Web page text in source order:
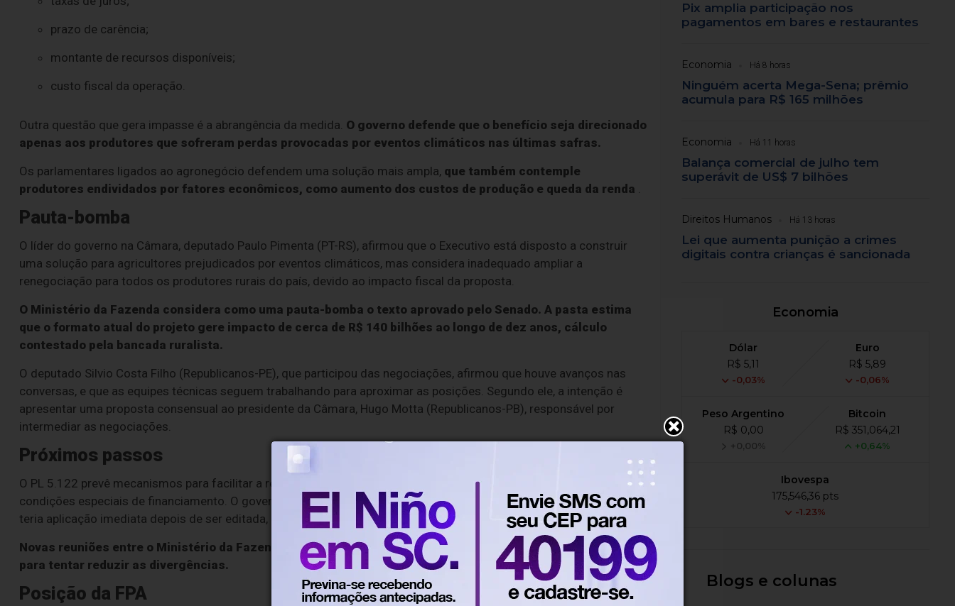
prazo de carência;
montante de recursos disponíveis;
custo fiscal da operação.
Outra questão que gera impasse é a abrangência da medida. O governo defende que o benefício seja direcionado
apenas aos produtores que sofreram perdas provocadas por eventos climáticos nas últimas safras.
Os parlamentares ligados ao agronegócio defendem uma solução mais ampla, que também contemple
produtores endividados por fatores econômicos, como aumento dos custos de produção e queda da renda .
Pauta-bomba
O líder do governo na Câmara, deputado Paulo Pimenta (PT-RS), afirmou que o Executivo está disposto a construir
uma solução para agricultores prejudicados por eventos climáticos, mas considera inadequado ampliar a
renegociação para todos os produtores rurais do país, devido ao impacto fiscal da proposta.
O Ministério da Fazenda considera como uma pauta-bomba o texto aprovado pelo Senado. A pasta estima
que o formato atual do projeto gere impacto de cerca de R$ 140 bilhões ao longo de dez anos, cálculo
contestado pela bancada ruralista.
O deputado Silvio Costa Filho (Republicanos-PE), que participou das negociações, afirmou que houve avanços nas
conversas, e que as equipes técnicas seguem trabalhando para aproximar as posições. Segundo ele, a intenção é
apresentar uma proposta consensual ao presidente da Câmara, Hugo Motta (Republicanos-PB), responsável por
intermediar as negociações.
Próximos passos
O PL 5.122 prevê mecanismos para facilitar a renegociação das dívidas de produtores rurais, com prazos maiores e
condições especiais de financiamento. O governo tenta construir uma alternativa por meio de medida provisória, que
teria aplicação imediata depois de ser editada, mas depende de entendimento com o Congresso.
Novas reuniões entre o Ministério da Fazenda e representantes da FPA devem ocorrer nos próximos dias
para tentar reduzir as divergências.
Posição da FPA
Pix amplia participação nos
pagamentos em bares e restaurantes
Economia Há 8 horas
Ninguém acerta Mega-Sena; prêmio
acumula para R$ 165 milhões
Economia Há 11 horas
Balança comercial de julho tem
superávit de US$ 7 bilhões
Direitos Humanos Há 13 horas
Lei que aumenta punição a crimes
digitais contra crianças é sancionada
Economia
Dólar
R$ 5,11
-0,03%
Euro
R$ 5,89
-0,06%
Peso Argentino
R$ 0,00
+0,00%
Bitcoin
R$ 351,064,21
+0,64%
Ibovespa
175,546,36 pts
-1.23%
Blogs e colunas